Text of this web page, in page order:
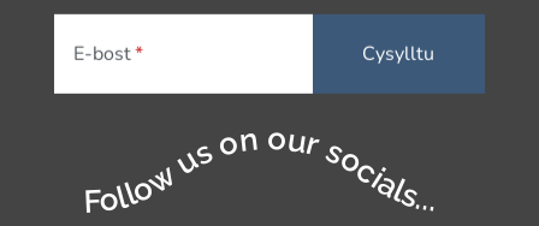
E-bost
Follow us on our socials...